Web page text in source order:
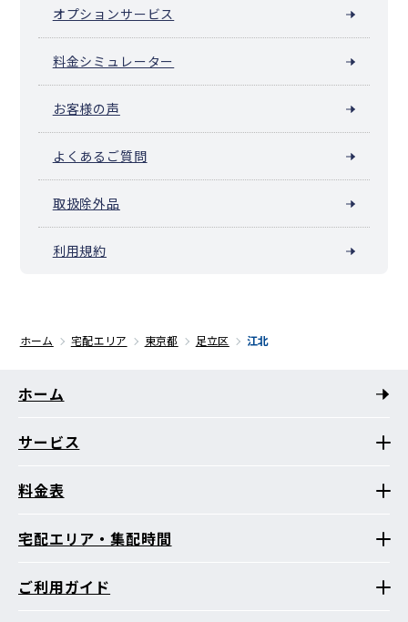
オプションサービス
料金シミュレーター
お客様の声
よくあるご質問
取扱除外品
利用規約
ホーム 宅配エリア 東京都 足立区 江北
ホーム
サービス
料金表
宅配エリア・集配時間
ご利用ガイド